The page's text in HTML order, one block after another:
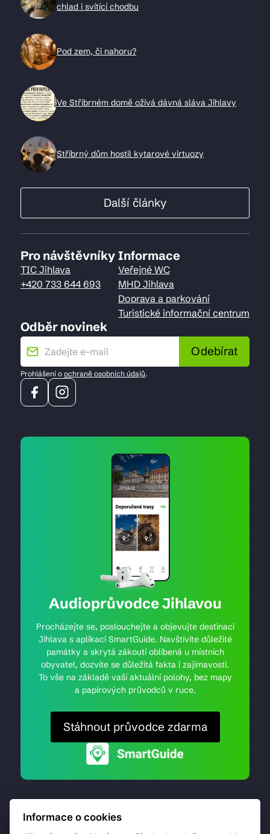
chlad i svítící chodbu
Pod zem, či nahoru?
Ve Stříbrném domě ožívá dávná sláva Jihlavy
Stříbrný dům hostil kytarové virtuozy
Další články
Pro návštěvníky
TIC Jihlava
+420 733 644 693
Informace
Veřejné WC
MHD Jihlava
Doprava a parkování
Turistické informační centrum
Odběr novinek
Odebírat
Prohlášení o ochraně osobních údajů.
Audioprůvodce Jihlavou
Procházejte se, poslouchejte a objevujte destinaci
Jihlava s aplikací SmartGuide. Navštívíte důležité
památky a skrytá zákoutí oblíbená u místních
obyvatel, dozvíte se důležitá fakta i zajímavosti.
To vše na základě vaší aktuální polohy, bez mapy
a papírových průvodců v ruce.
Stáhnout průvodce zdarma
Informace o cookies